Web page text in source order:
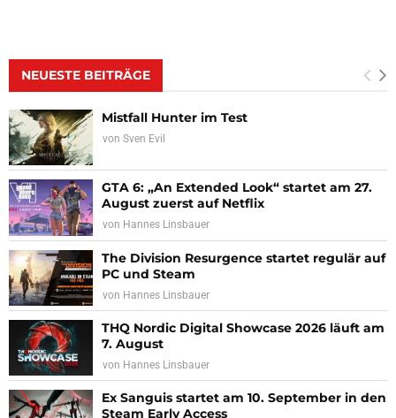
NEUESTE BEITRÄGE
Mistfall Hunter im Test
von Sven Evil
GTA 6: „An Extended Look“ startet am 27.
August zuerst auf Netflix
von Hannes Linsbauer
The Division Resurgence startet regulär auf
PC und Steam
von Hannes Linsbauer
THQ Nordic Digital Showcase 2026 läuft am
7. August
von Hannes Linsbauer
Ex Sanguis startet am 10. September in den
Steam Early Access